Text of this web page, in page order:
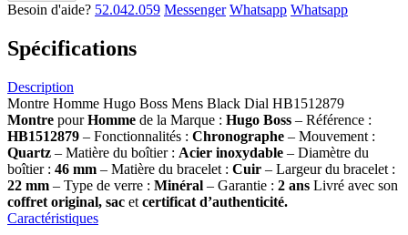
Besoin d'aide? 52.042.059 Messenger Whatsapp Whatsapp
Spécifications
Description
Montre Homme Hugo Boss Mens Black Dial HB1512879
Montre pourHomme de la Marque : Hugo Boss – Référence :
HB1512879 – Fonctionnalités : Chronographe – Mouvement :
Quartz – Matière du boîtier : Acier inoxydable – Diamètre du
boîtier : 46 mm – Matière du bracelet : Cuir – Largeur du bracelet :
22 mm – Type de verre : Minéral – Garantie : 2 ans Livré avec son
coffret original, sac et certificat d’authenticité.
Caractéristiques